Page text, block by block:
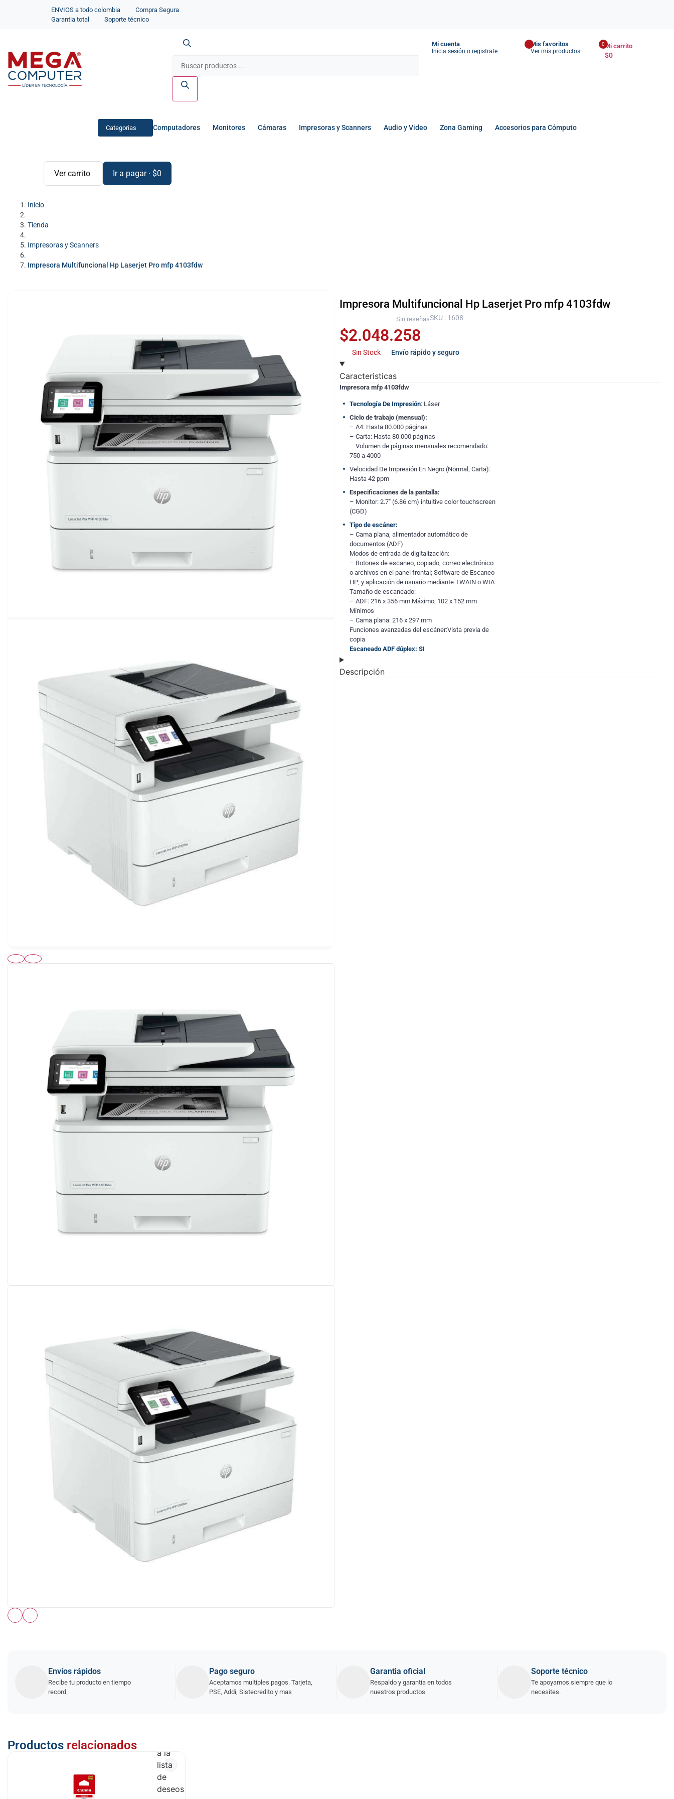
ENVIOS a todo colombia
Compra Segura
Garantia total
Soporte técnico
Mi cuenta
Inicia sesión o registrate
Mis favoritos
Ver mis productos
0Mi carrito
$0
Categorias Computadores Monitores Cámaras Impresoras y Scanners Audio y Video Zona Gaming Accesorios para Cómputo
Ver carrito Ir a pagar · $0
Inicio
Tienda
Impresoras y Scanners
Impresora Multifuncional Hp Laserjet Pro mfp 4103fdw
Impresora Multifuncional Hp Laserjet Pro mfp 4103fdw
Sin reseñasSKU : 1608
$2.048.258
Sin Stock Envío rápido y seguro
Caracteristicas
Impresora mfp 4103fdw
Tecnología De Impresión: Láser
Ciclo de trabajo (mensual):
– A4: Hasta 80.000 páginas
– Carta: Hasta 80.000 páginas
– Volumen de páginas mensuales recomendado:
750 a 4000
Velocidad De Impresión En Negro (Normal, Carta):
Hasta 42 ppm
Especificaciones de la pantalla:
– Monitor: 2.7″ (6.86 cm) intuitive color touchscreen
(CGD)
Tipo de escáner:
– Cama plana, alimentador automático de
documentos (ADF)
Modos de entrada de digitalización:
– Botones de escaneo, copiado, correo electrónico
o archivos en el panel frontal; Software de Escaneo
HP; y aplicación de usuario mediante TWAIN o WIA
Tamaño de escaneado:
– ADF: 216 x 356 mm Máximo; 102 x 152 mm
Mínimos
– Cama plana: 216 x 297 mm
Funciones avanzadas del escáner:Vista previa de
copia
Escaneado ADF dúplex: SI
Descripción
Envíos rápidos
Recibe tu producto en tiempo
record.
Pago seguro
Aceptamos multiples pagos. Tarjeta,
PSE, Addi, Sistecredito y mas
Garantia oficial
Respaldo y garantía en todos
nuestros productos
Soporte técnico
Te apoyamos siempre que lo
necesites.
Productos relacionados
a la
lista
de
deseos